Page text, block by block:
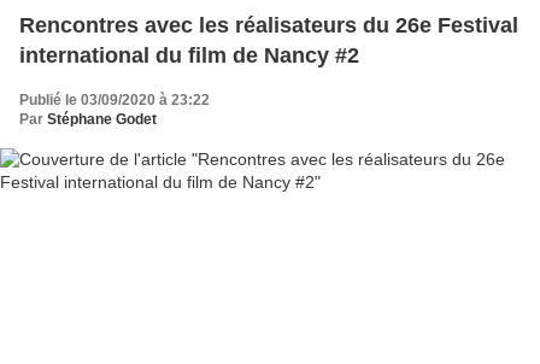
Rencontres avec les réalisateurs du 26e Festival
international du film de Nancy #2
Publié le 03/09/2020 à 23:22
Par Stéphane Godet